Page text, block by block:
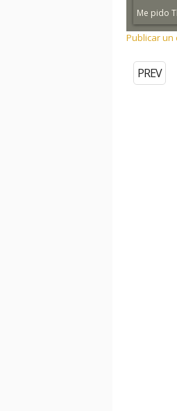
Me pido
Publicar un
PREV